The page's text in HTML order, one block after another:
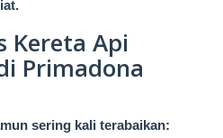
Kereta Api
Primadona
sering kali terabaikan: